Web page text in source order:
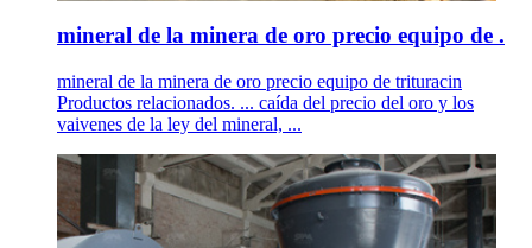
mineral de la minera de oro precio equipo de .
mineral de la minera de oro precio equipo de trituracin
Productos relacionados. ... caída del precio del oro y los
vaivenes de la ley del mineral, ...